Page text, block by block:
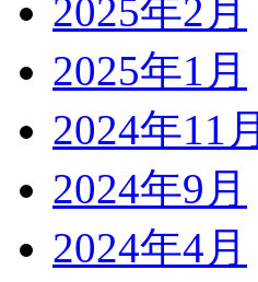
2025年2月
2025年1月
2024年11月
2024年9月
2024年4月